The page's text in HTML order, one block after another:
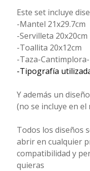
Este set incluye
-Mantel 21x29.7cm
-Servilleta 20x20cm
-Toallita 20x12cm
-Taza-
-Tipografía
Y además un
(no se incluye en
Todos los diseños
abrir en cualquier
compatibilidad y
quieras